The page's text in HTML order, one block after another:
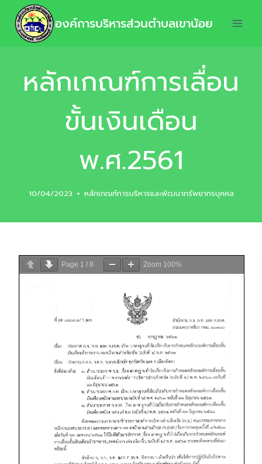
องค์การบริหารส่วนตำบลเขาน้อย
หลักเกณฑ์การเลื่อน
ขั้นเงินเดือน
พ.ศ.2561
10/04/2023 หลักเกณฑ์การบริหารและพัฒนาทรัพยากรบุคคล
Page 1 / 8 Zoom 100%